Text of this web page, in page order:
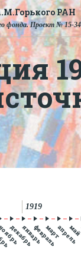
РАН
фонда. Проект № 15-
декабрь
январь
1919
февраль
мартапрель